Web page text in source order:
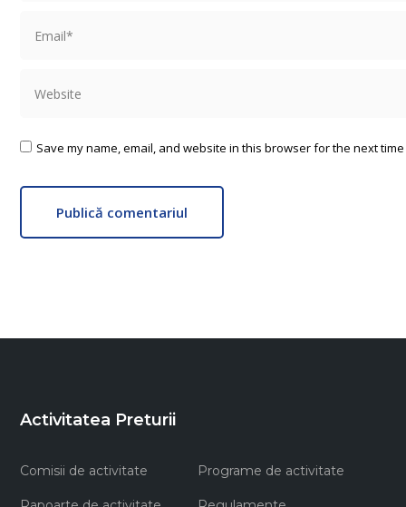
Save my name, email, and website in this browser for the next time
Publică comentariul
Activitatea Preturii
Comisii de activitate Programe de activitate